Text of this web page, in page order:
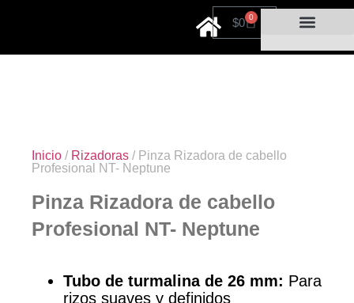
$0 0
Inicio / Rizadoras / Pinza Rizadora de cabello
Profesional NT- Neptune
Pinza Rizadora de cabello
Profesional NT- Neptune
Tubo de turmalina de 26 mm: Para
rizos suaves y definidos